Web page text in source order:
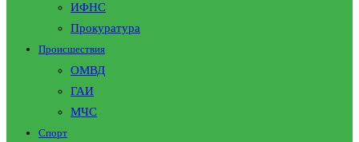
ИФНС
Прокуратура
Происшествия
ОМВД
ГАИ
МЧС
Спорт